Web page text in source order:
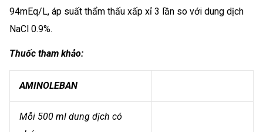
94mEq/L, áp suất thẩm thấu xấp xỉ 3 lần so với dung dịch
NaCl 0.9%.
Thuốc tham khảo:
AMINOLEBAN
Mỗi 500 ml dung dịch có